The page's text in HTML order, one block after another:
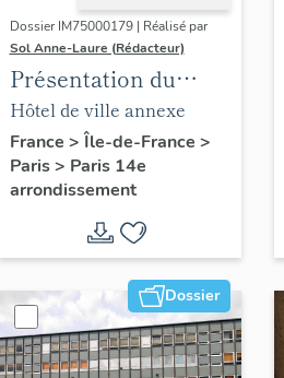
Dossier IM75000179 | Réalisé par
Sol Anne-Laure (Rédacteur)
Présentation du
mobilier de la mairie
annexe
Hôtel de ville annexe
France > Île-de-France >
Paris> Paris 14e
arrondissement
Dossier